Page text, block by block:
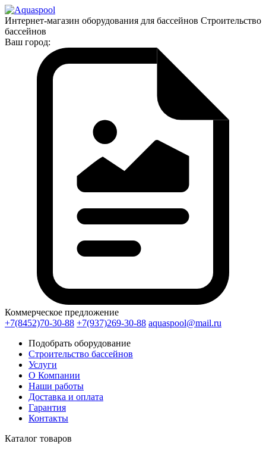
Интернет-магазин оборудования для бассейнов Строительство
бассейнов
Ваш город:
Коммерческое предложение
+7(8452)70-30-88 +7(937)269-30-88 aquaspool@mail.ru
Подобрать оборудование
Строительство бассейнов
Услуги
О Компании
Наши работы
Доставка и оплата
Гарантия
Контакты
Каталог товаров